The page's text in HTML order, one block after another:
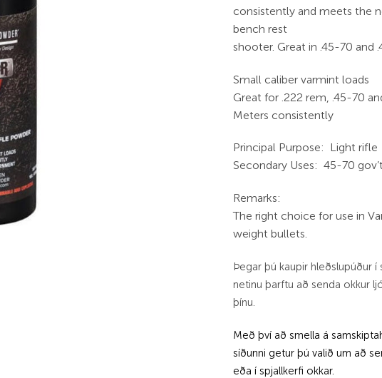
consistently and meets the
bench rest
shooter. Great in .45-70 and
Small caliber varmint loads
Great for .222 rem, .45-70
Meters consistently
Principal Purpose: Light rifle
Secondary Uses: 45-70
Remarks:
The right choice for use in
weight bullets.
Þegar þú kaupir hleðslupúður
netinu þarftu að senda okkur
þínu.
Með því að smella á
síðunni getur þú valið um að
eða í spjallkerfi okkar.